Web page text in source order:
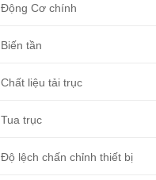
Động Cơ chính
Biến tần
Chất liệu tải trục
Tua trục
Độ lệch chấn chỉnh thiết bị